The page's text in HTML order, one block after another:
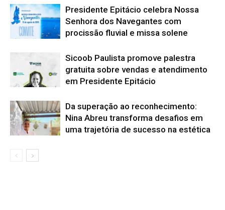
Presidente Epitácio celebra Nossa
Senhora dos Navegantes com
procissão fluvial e missa solene
Sicoob Paulista promove palestra
gratuita sobre vendas e atendimento
em Presidente Epitácio
Da superação ao reconhecimento:
Nina Abreu transforma desafios em
uma trajetória de sucesso na estética